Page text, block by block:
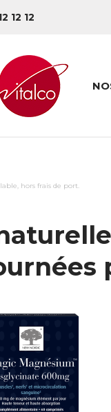
12 12
hors frais de port.